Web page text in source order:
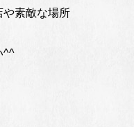
や素敵な場所
^^